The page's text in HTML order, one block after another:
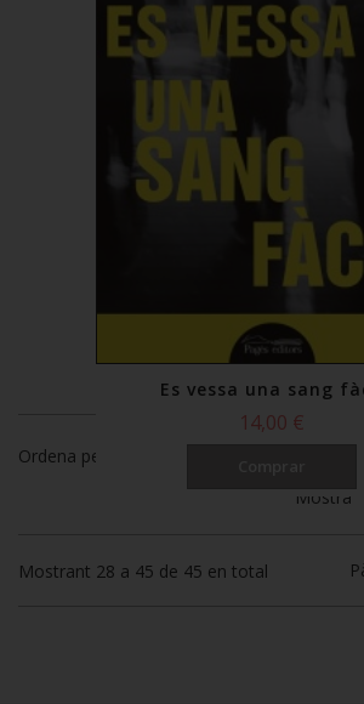
Es vessa una sang
14,00 €
Ordena per
Mostra
Mostrant 28 a 45 de 45 en total